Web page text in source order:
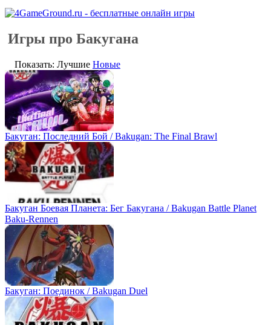
Игры про Бакугана
Показать: Лучшие Новые
Бакуган: Последний Бой / Bakugan: The Final Brawl
Бакуган Боевая Планета: Бег Бакугана / Bakugan Battle Planet
Baku-Rennen
Бакуган: Поединок / Bakugan Duel